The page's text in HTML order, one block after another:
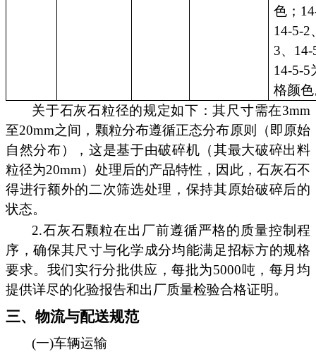
色；
14-5-2
3、14-
14-5-5
格颜
关于石灰石粒径的规定如下：其尺寸需在3mm
至20mm之间，颗粒分布遵循正态分布原则（即原始
自然分布），这是基于由破碎机（其最大破碎出料
粒径为20mm）处理后的产品特性，因此，石灰石不
得进行额外的二次筛选处理，保持其原始破碎后的
状态。
2.石灰石颗粒在出厂前遵循严格的质量控制程
序，确保其尺寸与化学成分均能满足招标方的规格
要求。我们实行分批供应，每批为5000吨，每月均
提供详尽的化验报告和出厂质量检验合格证明。
三、物流与配送规范
(一)车辆运输